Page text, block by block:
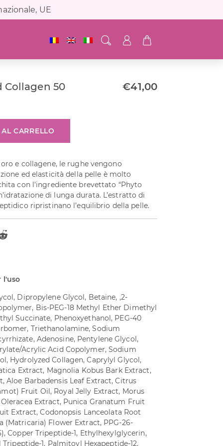
UE
Collagen 50 €41,00
CARRELLO
e collagene, le rughe vengono
ed elasticità della pelle è molto
con l’ingrediente brevettato “Phyto
di lunga durata. L’estratto di
ripristinano l’equilibrio della pelle.
l'uso
Dipropylene Glycol, Betaine, ,2-
Bis-PEG-18 Methyl Ether Dimethyl
Succinate, Phenoxyethanol, PEG-40
Triethanolamine, Sodium
Adenosine, Pentylene Glycol,
Acrylic Acid Copolymer, Sodium
Hydrolyzed Collagen, Caprylyl Glycol,
Extract, Magnolia Kobus Bark Extract,
Aloe Barbadensis Leaf Extract, Citrus
Fruit Oil, Royal Jelly Extract, Morus
Extract, Punica Granatum Fruit
Extract, Codonopsis Lanceolata Root
(Matricaria) Flower Extract, PPG-26-
Copper Tripeptide-1, Ethylhexylglycerin,
1, Palmitoyl Hexapeptide-12,